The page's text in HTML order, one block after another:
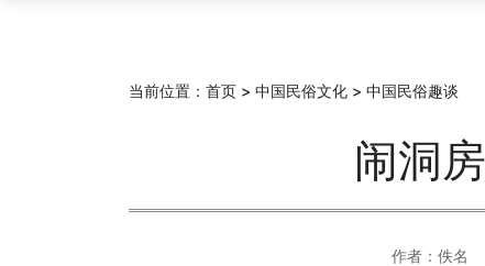
当前位置： 首页 > 中国民俗文化 > 中国民俗趣谈
闹洞
作者：佚名